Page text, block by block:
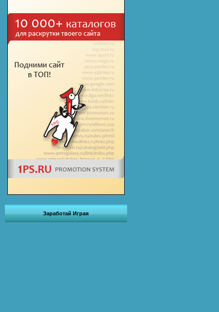
Заработай Играя